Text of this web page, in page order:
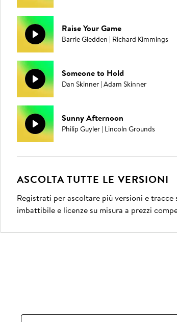
Raise Your Game
Barrie Gledden | Richard Kimmings
Someone to Hold
Dan Skinner | Adam Skinner
Sunny Afternoon
Philip Guyler | Lincoln Grounds
ASCOLTA TUTTE LE VERSIONI
Registrati per ascoltare più versioni e
imbattibile e licenze su misura a prezzi